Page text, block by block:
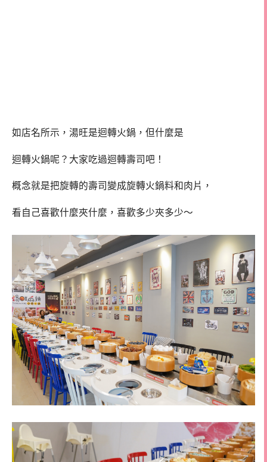
如店名所示，湯旺是迴轉火鍋，但什麼是
迴轉火鍋呢？大家吃過迴轉壽司吧！
概念就是把旋轉的壽司變成旋轉火鍋料和肉片，
看自己喜歡什麼夾什麼，喜歡多少夾多少～